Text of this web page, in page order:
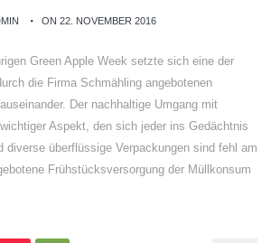
ON 22. NOVEMBER 2016
Green Apple Week setzte sich eine der
die Firma Schmähling angebotenen
Der nachhaltige Umgang mit
Aspekt, den sich jeder ins Gedächtnis
diverse überflüssige Verpackungen sind fehl am
Frühstücksversorgung der Müllkonsum